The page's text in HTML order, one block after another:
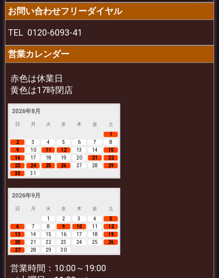
お問い合わせフリーダイヤル
TEL 0120-6093-41
営業カレンダー
赤色は休業日
黄色は17時閉店
2026年8月
日 月 火 水 木 金
土
1
2
3 4 5 6 7
8
9
10 11 12 13 14
15
16
17 18 19 20 21
22
23
24 25 26 27 28
29
30
31
2026年9月
日 月 火 水 木 金
土
1
2 3 4
5
6
7 8 9 10 11
12
13
14 15 16 17 18
19
20
21 22 23 24 25
26
27
28 29 30
営業時間：10:00～19:00